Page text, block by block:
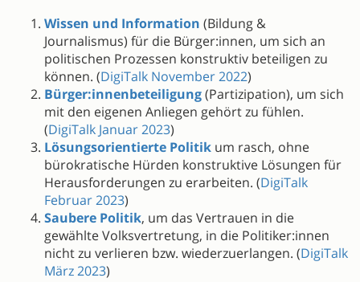
Wissen und Information (Bildung &
Journalismus) für die Bürger:innen, um sich an
politischen Prozessen konstruktiv beteiligen zu
können. (DigiTalk November 2022)
Bürger:innenbeteiligung(Partizipation), um sich
mit den eigenen Anliegen gehört zu fühlen.
(DigiTalk Januar 2023)
Lösungsorientierte Politik um rasch, ohne
bürokratische Hürden konstruktive Lösungen für
Herausforderungen zu erarbeiten. (DigiTalk
Februar 2023)
Saubere Politik, um das Vertrauen in die
gewählte Volksvertretung, in die Politiker:innen
nicht zu verlieren bzw. wiederzuerlangen. (DigiTalk
März 2023)